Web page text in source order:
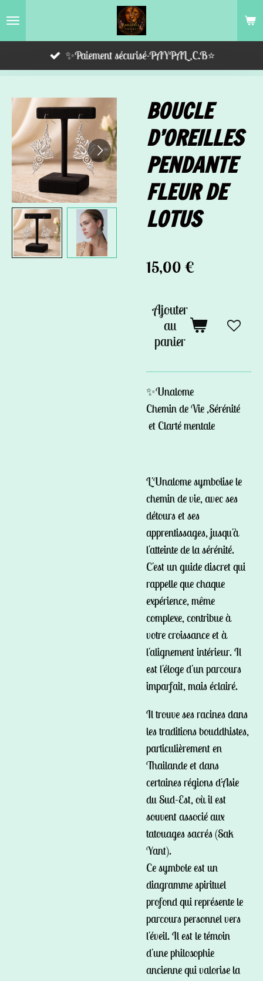
Passer
✨Paiement sécurisé-PAYPAL,C.B⭐️
BOUCLE
D’OREILLES
PENDANTE
FLEUR DE
LOTUS
15,00 €
Ajouter
au
panier
✨Unalome
Chemin de Vie ,Sérénité
et Clarté mentale
L'Unalome symbolise le
chemin de vie, avec ses
détours et ses
apprentissages, jusqu'à
l'atteinte de la sérénité.
C'est un guide discret qui
rappelle que chaque
expérience, même
complexe, contribue à
votre croissance et à
l'alignement intérieur. Il
est l'éloge d'un parcours
imparfait, mais éclairé.
Il trouve ses racines dans
les traditions bouddhistes,
particulièrement en
Thailande et dans
certaines régions d'Asie
du Sud-Est, où il est
souvent associé aux
tatouages sacrés (Sak
Yant).
Ce symbole est un
diagramme spirituel
profond qui représente le
parcours personnel vers
l'éveil. Il est le témoin
d'une philosophie
ancienne qui valorise la